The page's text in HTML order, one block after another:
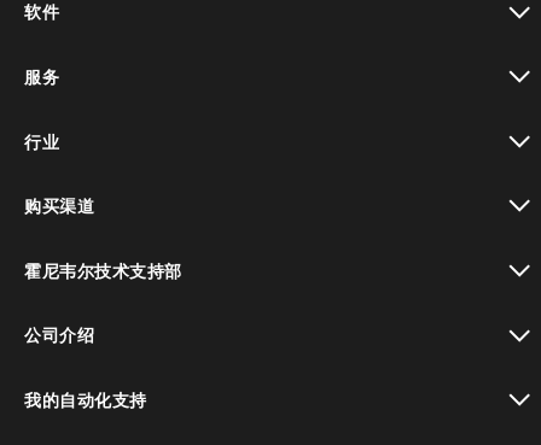
软件
服务
行业
购买渠道
霍尼韦尔技术支持部
公司介绍
我的自动化支持